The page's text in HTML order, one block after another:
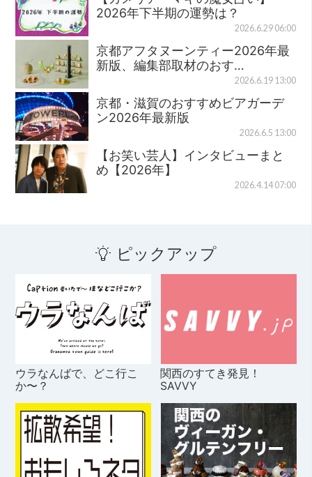
2026年下半期の運勢は？
2026.6.29 06:00
京都アフタヌーンティー2026年最
新版、編集部取材のおす…
2026.6.19 13:00
京都・滋賀のおすすめビアガーデ
ン2026年最新版
2026.6.5 13:00
【お笑い芸人】インタビューまと
め【2026年】
2026.4.14 07:00
ピックアップ
ウラなんばで、どこ行こ
か〜？
関西のすてき発見！
SAVVY